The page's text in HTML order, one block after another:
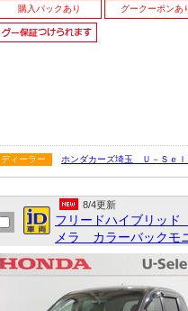
購入パックあり グークーポンあ
ディーラー ホンダカーズ埼玉 Ｕ－Ｓｅ
8/4更新
フリードハイブリッ
メラ カラーバックモ